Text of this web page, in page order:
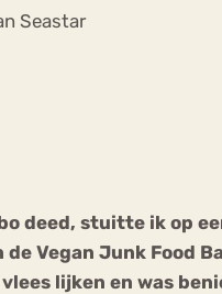
Seastar
deed, stuitte ik op
de Vegan Junk
lijken en was